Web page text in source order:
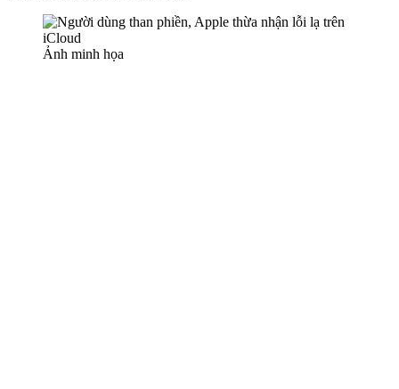
Ảnh minh họa